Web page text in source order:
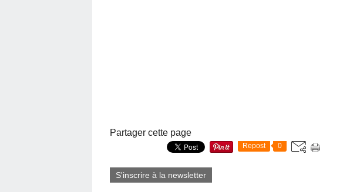
Partager cette page
Repost 0
S'inscrire à la newsletter